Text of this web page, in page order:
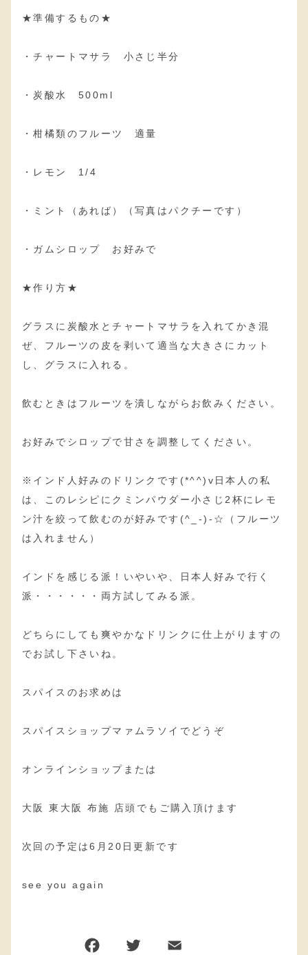
★準備するもの★
・チャートマサラ 小さじ半分
・炭酸水 500ml
・柑橘類のフルーツ 適量
・レモン 1/4
・ミント（あれば）（写真はパクチーです）
・ガムシロップ お好みで
★作り方★
グラスに炭酸水とチャートマサラを入れてかき混
ぜ、フルーツの皮を剥いて適当な大きさにカット
し、グラスに入れる。
飲むときはフルーツを潰しながらお飲みください。
お好みでシロップで甘さを調整してください。
※インド人好みのドリンクです(*^^)v日本人の私
は、このレシピにクミンパウダー小さじ2杯にレモ
ン汁を絞って飲むのが好みです(^_-)-☆（フルーツ
は入れません）
インドを感じる派！いやいや、日本人好みで行く
派・・・・・・両方試してみる派。
どちらにしても爽やかなドリンクに仕上がりますの
でお試し下さいね。
スパイスのお求めは
スパイスショップマァムラソイでどうぞ
オンラインショップまたは
大阪 東大阪 布施 店頭でもご購入頂けます
次回の予定は6月20日更新です
see you again